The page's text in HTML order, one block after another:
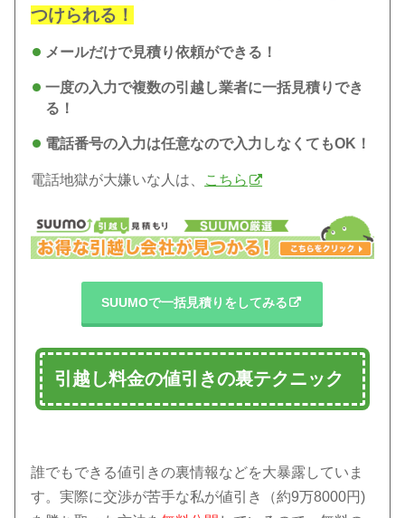
つけられる！
メールだけで見積り依頼ができる！
一度の入力で複数の引越し業者に一括見積りでき
る！
電話番号の入力は任意なので入力しなくてもOK！
電話地獄が大嫌いな人は、 こちら
SUUMOで一括見積りをしてみる
引越し料金の値引きの裏テクニック
誰でもできる値引きの裏情報などを大暴露していま
す。実際に交渉が苦手な私が値引き（約9万8000円)